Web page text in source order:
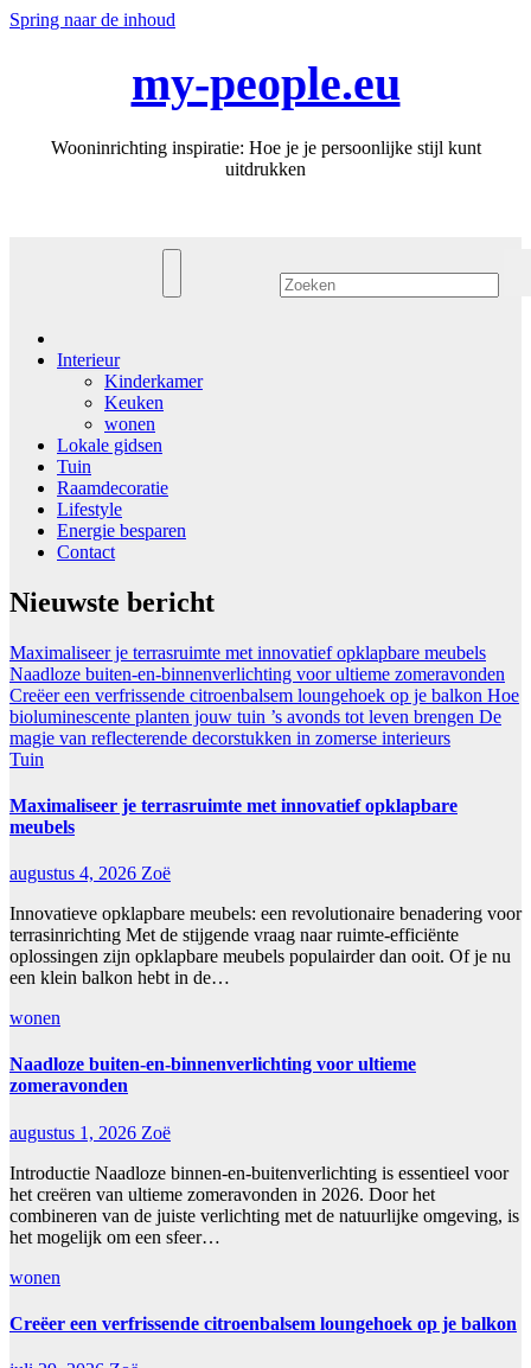
Spring naar de inhoud
my-people.eu
Wooninrichting inspiratie: Hoe je je persoonlijke stijl kunt
uitdrukken
Interieur
Kinderkamer
Keuken
wonen
Lokale gidsen
Tuin
Raamdecoratie
Lifestyle
Energie besparen
Contact
Nieuwste bericht
Maximaliseer je terrasruimte met innovatief opklapbare meubels
Naadloze buiten-en-binnenverlichting voor ultieme zomeravonden
Creëer een verfrissende citroenbalsem loungehoek op je balkon Hoe
bioluminescente planten jouw tuin ’s avonds tot leven brengen De
magie van reflecterende decorstukken in zomerse interieurs
Tuin
Maximaliseer je terrasruimte met innovatief opklapbare
meubels
augustus 4, 2026 Zoë
Innovatieve opklapbare meubels: een revolutionaire benadering voor
terrasinrichting Met de stijgende vraag naar ruimte-efficiënte
oplossingen zijn opklapbare meubels populairder dan ooit. Of je nu
een klein balkon hebt in de…
wonen
Naadloze buiten-en-binnenverlichting voor ultieme
zomeravonden
augustus 1, 2026 Zoë
Introductie Naadloze binnen-en-buitenverlichting is essentieel voor
het creëren van ultieme zomeravonden in 2026. Door het
combineren van de juiste verlichting met de natuurlijke omgeving, is
het mogelijk om een sfeer…
wonen
Creëer een verfrissende citroenbalsem loungehoek op je balkon